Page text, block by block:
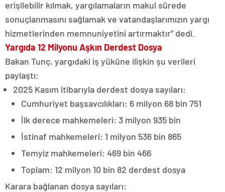
erişilebilir kılmak, yargılamaların makul sürede
sonuçlanmasını sağlamak ve vatandaşlarımızın yargı
hizmetlerinden memnuniyetini artırmaktır” dedi.
Yargıda 12 Milyonu Aşkın Derdest Dosya
Bakan Tunç, yargıdaki iş yüküne ilişkin şu verileri
paylaştı:
2025 Kasım itibarıyla derdest dosya sayıları:
Cumhuriyet başsavcılıkları: 6 milyon 68 bin 751
İlk derece mahkemeleri: 3 milyon 935 bin
İstinaf mahkemeleri: 1 milyon 536 bin 865
Temyiz mahkemeleri: 469 bin 466
Toplam: 12 milyon 10 bin 82 derdest dosya
Karara bağlanan dosya sayıları: